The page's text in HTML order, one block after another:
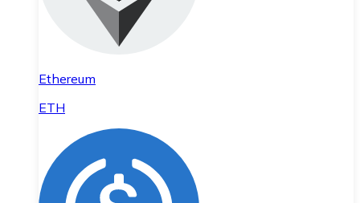
Ethereum
ETH